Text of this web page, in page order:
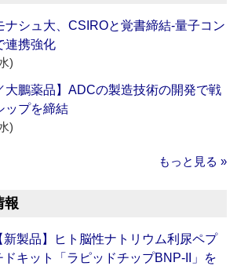
ナシュ大、CSIROと覚書締結‐量子コン
連携強化
)
大鵬薬品】ADCの製造技術の開発で戦
ップを締結
)
もっと見る »
報
新製品】ヒト脳性ナトリウム利尿ペプ
ドキット「ラピッドチップBNP-II」を